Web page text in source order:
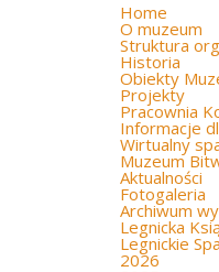
Home
O muzeum
Struktura
Historia
Obiekty
Projekty
Pracownia
Informacje
Wirtualny
Muzeum
Aktualności
Fotogaleria
Archiwum
Legnicka
Legnickie
2026